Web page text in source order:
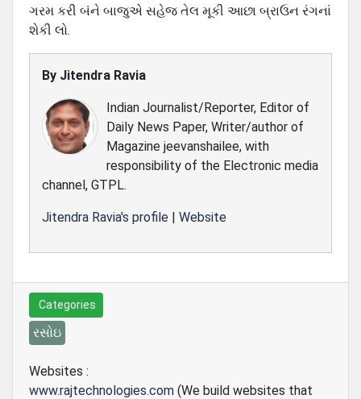
ગરમ કરી બંને બાજુએ સહેજ તેલ મૂકી આછા બ્રાઉન રંગનાં
શેકી લો.
By Jitendra Ravia
Indian Journalist/Reporter, Editor of
Daily News Paper, Writer/author of
Magazine jeevanshailee, with
responsibility of the Electronic media
channel, GTPL.
Jitendra Ravia's profile | Website
Categories
રસોઇ
Websites :
www.rajtechnologies.com (We build websites that